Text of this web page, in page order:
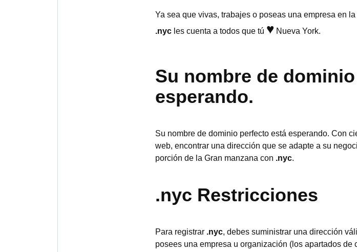
Ya sea que vivas, trabajes o poseas una empresa en
.nycles cuenta a todos que tú ♥ Nueva York.
Su nombre de
esperando.
Su nombre de dominio perfecto está esperando. Con
web, encontrar una dirección que se adapte a su
porción de la Gran manzana con .nyc.
.nyc Restricciones
Para registrar .nyc, debes suministrar una dirección
posees una empresa u organización (los apartados de